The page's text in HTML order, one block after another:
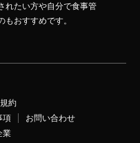
れたい方や自分で食事管
おすすめです。
約
項
お問い合わせ
業